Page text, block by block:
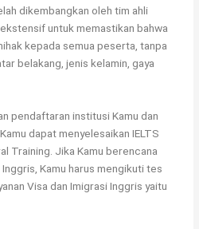
dikembangkan oleh tim ahli
untuk memastikan bahwa
kepada semua peserta, tanpa
belakang, jenis kelamin, gaya
pendaftaran institusi Kamu dan
dapat menyelesaikan IELTS
Training. Jika Kamu berencana
Kamu harus mengikuti tes
Visa dan Imigrasi Inggris yaitu